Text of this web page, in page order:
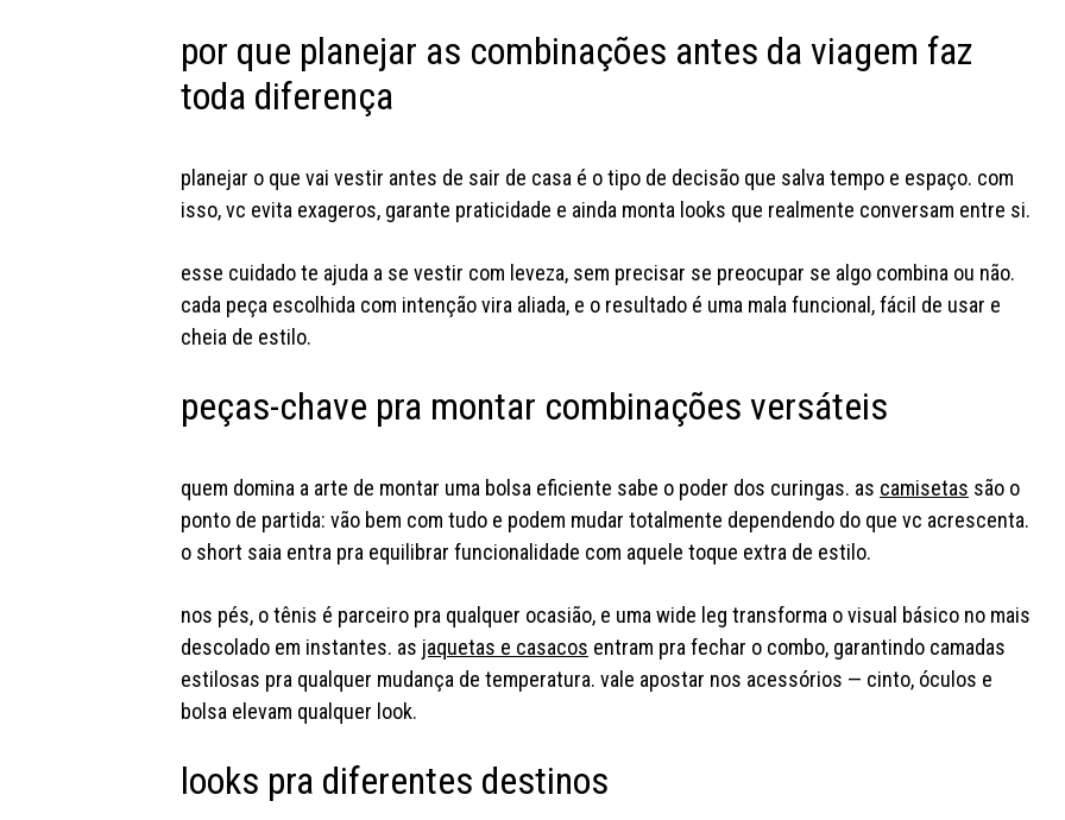
por que planejar as combinações antes da viagem faz
toda diferença
planejar o que vai vestir antes de sair de casa é o tipo de decisão que salva tempo e espaço. com
isso, vc evita exageros, garante praticidade e ainda monta looks que realmente conversam entre si.
esse cuidado te ajuda a se vestir com leveza, sem precisar se preocupar se algo combina ou não.
cada peça escolhida com intenção vira aliada, e o resultado é uma mala funcional, fácil de usar e
cheia de estilo.
peças-chave pra montar combinações versáteis
quem domina a arte de montar uma bolsa eficiente sabe o poder dos curingas. as camisetas são o
ponto de partida: vão bem com tudo e podem mudar totalmente dependendo do que vc acrescenta.
o short saia entra pra equilibrar funcionalidade com aquele toque extra de estilo.
nos pés, o tênis é parceiro pra qualquer ocasião, e uma wide leg transforma o visual básico no mais
descolado em instantes. as jaquetas e casacos entram pra fechar o combo, garantindo camadas
estilosas pra qualquer mudança de temperatura. vale apostar nos acessórios — cinto, óculos e
bolsa elevam qualquer look.
looks pra diferentes destinos